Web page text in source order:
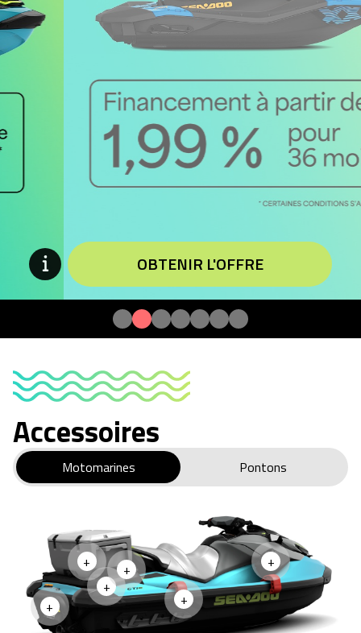
OBTENIR L'OFFRE
Accessoires
Motomarines Pontons
+
+
+
+
+
+